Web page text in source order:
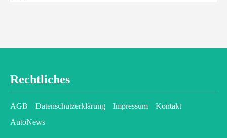
Rechtliches
AGB Datenschutzerklärung Impressum
Kontakt
AutoNews